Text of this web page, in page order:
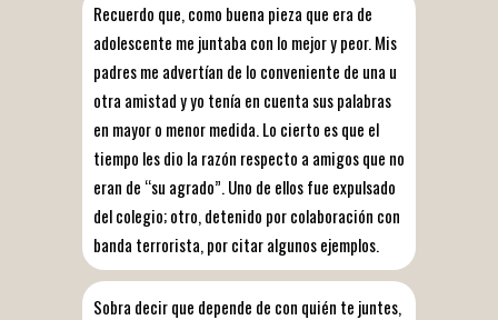
Recuerdo que, como buena pieza que era de
adolescente me juntaba con lo mejor y peor. Mis
padres me advertían de lo conveniente de una u
otra amistad y yo tenía en cuenta sus palabras
en mayor o menor medida. Lo cierto es que el
tiempo les dio la razón respecto a amigos que no
eran de “su agrado”. Uno de ellos fue expulsado
del colegio; otro, detenido por colaboración con
banda terrorista, por citar algunos ejemplos.
Sobra decir que depende de con quién te juntes,